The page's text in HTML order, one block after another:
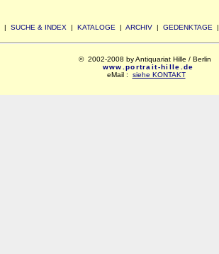
| SUCHE & INDEX | KATALOGE | ARCHIV | GEDENKTAGE
© 2002-2008 by Antiquariat Hille / Berlin
www.portrait-hille.de
eMail : siehe KONTAKT